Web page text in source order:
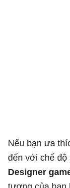
Nếu bạn ưa
đến với chế độ
Designer